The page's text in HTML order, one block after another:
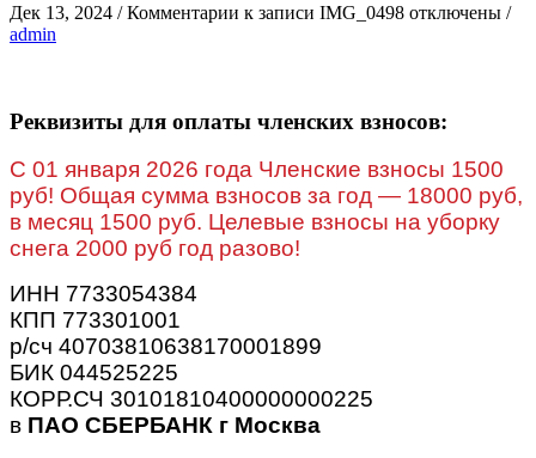
Дек 13, 2024 /Комментарии к записи IMG_0498 отключены /
admin
Реквизиты для оплаты членских взносов:
C 01 января 2026 года Членские взносы 1500
руб! Общая сумма взносов за год — 18000 руб,
в месяц 1500 руб. Целевые взносы на уборку
снега 2000 руб год разово!
ИНН 7733054384
КПП 773301001
р/сч 40703810638170001899
БИК 044525225
КОРР.СЧ 30101810400000000225
в ПАО СБЕРБАНК г Москва